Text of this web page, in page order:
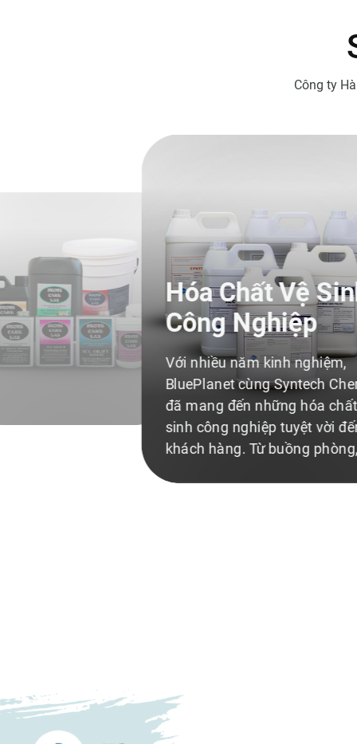
Công ty
Xe Quét Rác
Với sứ mệnh mang đến cho
tiêu dùng những sản phẩm làm
sạch, xe quét rác chất lượng với
công nghệ cao, đây được xem là
một dự án ra đời vô cùng tâm
huyết thuộc công ty TNHH TM